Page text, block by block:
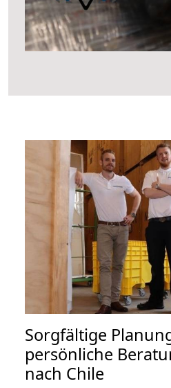
Sorgfältige
persönliche
nach Chile